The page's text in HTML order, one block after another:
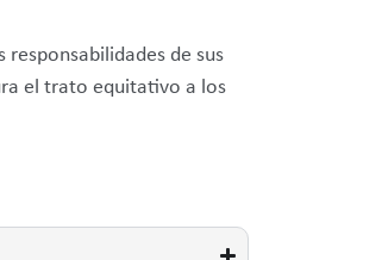
de sus
el trato equitativo a los